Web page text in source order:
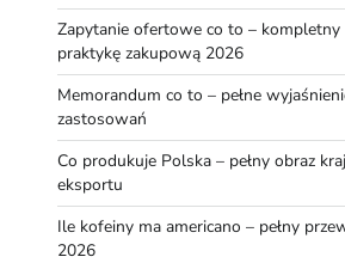
Zapytanie ofertowe co to – kompletny
praktykę zakupową 2026
Memorandum co to – pełne
zastosowań
Co produkuje Polska – pełny obraz
eksportu
Ile kofeiny ma americano – pełny
2026